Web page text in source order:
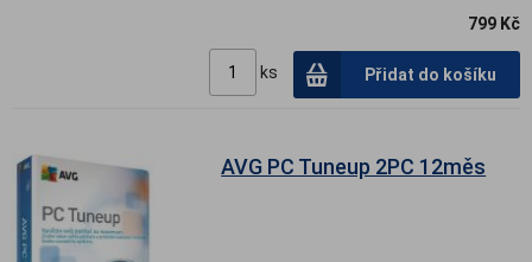
799 Kč
ks Přidat do košíku
AVG PC Tuneup 2PC 12měs